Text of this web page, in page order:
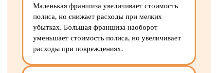
Маленькая франшиза увеличивает стоимость
полиса, но снижает расходы при мелких
убытках. Большая франшиза наоборот
уменьшает стоимость полиса, но увеличивает
расходы при повреждениях.